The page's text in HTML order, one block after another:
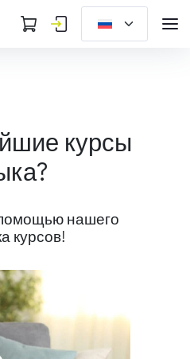
курсы
нашего
курсов!